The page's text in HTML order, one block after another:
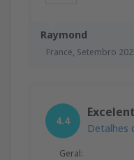
Raymond
France, Setembro
4.4
Detalhes
Geral: